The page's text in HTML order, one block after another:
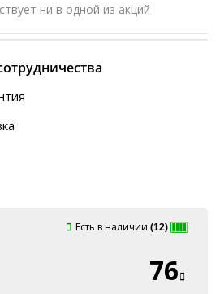
ни в одной из акций
Есть в наличии (12)
76